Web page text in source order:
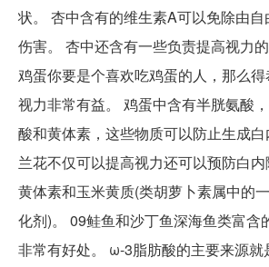
状。 杏中含有的维生素A可以免除由
伤害。 杏中还含有一些负责提高视力
鸡蛋你要是个喜欢吃鸡蛋的人，那么
视力非常有益。 鸡蛋中含有半胱氨酸
酸和黄体素，这些物质可以防止生成
兰花不仅可以提高视力还可以预防白
黄体素和玉米黄质(类胡萝卜素属中的
化剂)。 09鲑鱼和沙丁鱼深海鱼类富含
非常有好处。 ω-3脂肪酸的主要来源就